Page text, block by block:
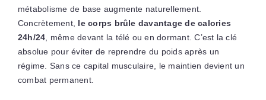
métabolisme de base augmente naturellement.
Concrètement, le corps brûle davantage de calories
24h/24 , même devant la télé ou en dormant. C’est la clé
absolue pour éviter de reprendre du poids après un
régime. Sans ce capital musculaire, le maintien devient un
combat permanent.